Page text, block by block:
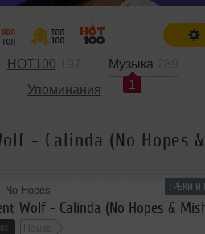
HOT100
Музыка
1
Упоминания
- Calinda (No Hopes
ТРЕКИ И
No Hopes
House